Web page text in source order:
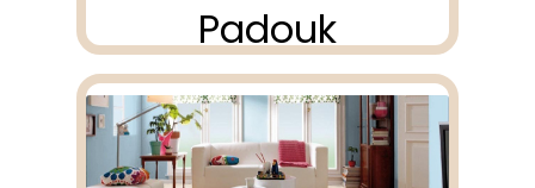
Padouk